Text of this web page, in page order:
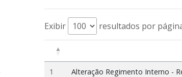
Exibir resultados por
1 Alteração Regimento Interno -